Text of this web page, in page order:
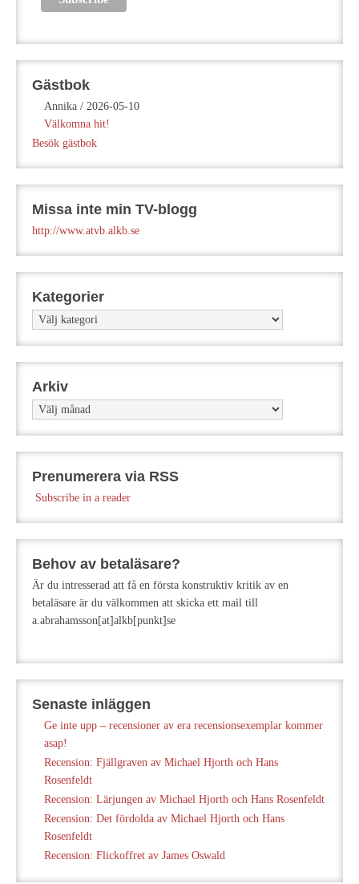
Gästbok
Annika / 2026-05-10
Välkomna hit!
Besök gästbok
Missa inte min TV-blogg
http://www.atvb.alkb.se
Kategorier
Kategorier
Arkiv
Arkiv
Prenumerera via RSS
Subscribe in a reader
Behov av betaläsare?
Är du intresserad att få en första konstruktiv kritik av en
betaläsare är du välkommen att skicka ett mail till
a.abrahamsson[at]alkb[punkt]se
Senaste inläggen
Ge inte upp – recensioner av era recensionsexemplar kommer
asap!
Recension: Fjällgraven av Michael Hjorth och Hans
Rosenfeldt
Recension: Lärjungen av Michael Hjorth och Hans Rosenfeldt
Recension: Det fördolda av Michael Hjorth och Hans
Rosenfeldt
Recension: Flickoffret av James Oswald